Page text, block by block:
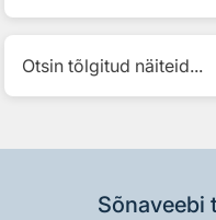
Otsin tõlgitud näiteid...
Sõnaveebi